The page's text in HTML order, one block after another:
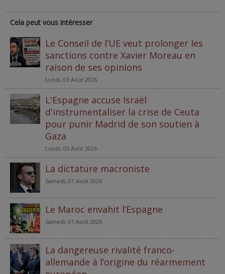
Cela peut vous intéresser
Le Conseil de l’UE veut prolonger les
sanctions contre Xavier Moreau en
raison de ses opinions
Lundi, 03 Août 2026
L'Espagne accuse Israël
d'instrumentaliser la crise de Ceuta
pour punir Madrid de son soutien à
Gaza
Lundi, 03 Août 2026
La dictature macroniste
Samedi, 01 Août 2026
Le Maroc envahit l’Espagne
Samedi, 01 Août 2026
La dangereuse rivalité franco-
allemande à l’origine du réarmement